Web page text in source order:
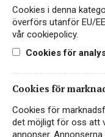
50% riesling, 50% müller-
thurgau
UTMÄRKELSER
Cookies i denna
överförs utanför EU/
vår cookiepolicy.
Cookies för
Cookies för
Cookies för
det möjligt för oss att
annonser.